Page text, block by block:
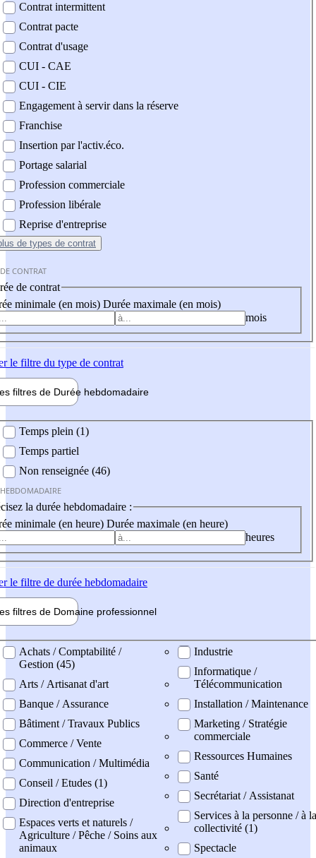
Contrat intermittent
Contrat pacte
Contrat d'usage
CUI - CAE
CUI - CIE
Engagement à servir dans la réserve
Franchise
Insertion par l'activ.éco.
Portage salarial
Profession commerciale
Profession libérale
Reprise d'entreprise
de types de contrat
CONTRAT
de contrat
minimale (en mois) Durée maximale (en mois)
mois
le filtre du type de contrat
filtres de Durée hebdomadaire
Temps plein (1)
Temps partiel
Non renseignée (46)
la durée hebdomadaire :
minimale (en heure) Durée maximale (en heure)
heures
le filtre de durée hebdomadaire
filtres de Domaine professionnel
professionel
Achats / Comptabilité /
Gestion (45)
Arts / Artisanat d'art
Banque / Assurance
Bâtiment / Travaux Publics
Commerce / Vente
Communication / Multimédia
Conseil / Etudes (1)
Direction d'entreprise
Espaces verts et naturels /
Agriculture / Pêche / Soins aux
animaux
Industrie
Informatique /
Télécommunication
Installation / Maintenance
Marketing / Stratégie
commerciale
Ressources Humaines
Santé
Secrétariat / Assistanat
Services à la personne / à la
collectivité (1)
Spectacle